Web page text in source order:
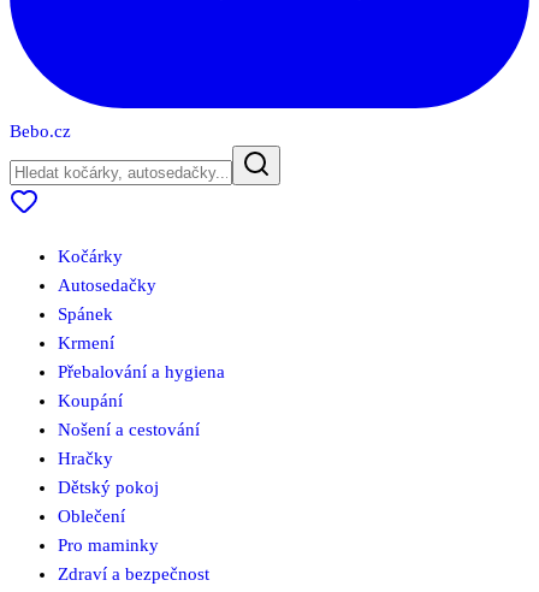
Bebo.cz
Kočárky
Autosedačky
Spánek
Krmení
Přebalování a hygiena
Koupání
Nošení a cestování
Hračky
Dětský pokoj
Oblečení
Pro maminky
Zdraví a bezpečnost